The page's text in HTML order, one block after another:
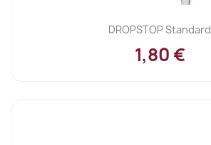
DROPSTOP Standard
1,80 €